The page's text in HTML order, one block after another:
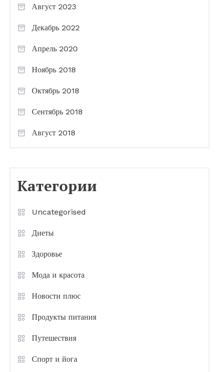
Август 2023
Декабрь 2022
Апрель 2020
Ноябрь 2018
Октябрь 2018
Сентябрь 2018
Август 2018
Категории
Uncategorised
Диеты
Здоровье
Мода и красота
Новости плюс
Продукты питания
Путешествия
Спорт и йога